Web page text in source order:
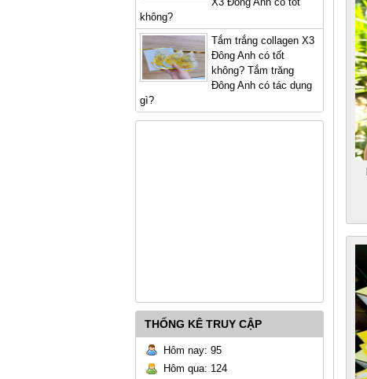
không?
Tắm trắng collagen X3
Đông Anh có tốt
không? Tắm trăng
Đông Anh có tác dụng
gì?
THỐNG KÊ TRUY CẬP
Hôm nay: 95
Hôm qua: 124